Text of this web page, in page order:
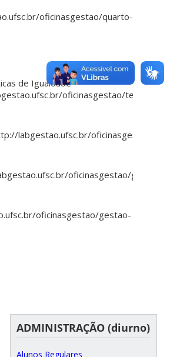
oficinasgestao/quarto-
de Igualdade
oficinasgestao/tema-
labgestao.ufsc.br/oficinasgestao/
oficinasgestao/gestao-
oficinasgestao/gestao-
ADMINISTRAÇÃO (diurno)
Alunos Regulares